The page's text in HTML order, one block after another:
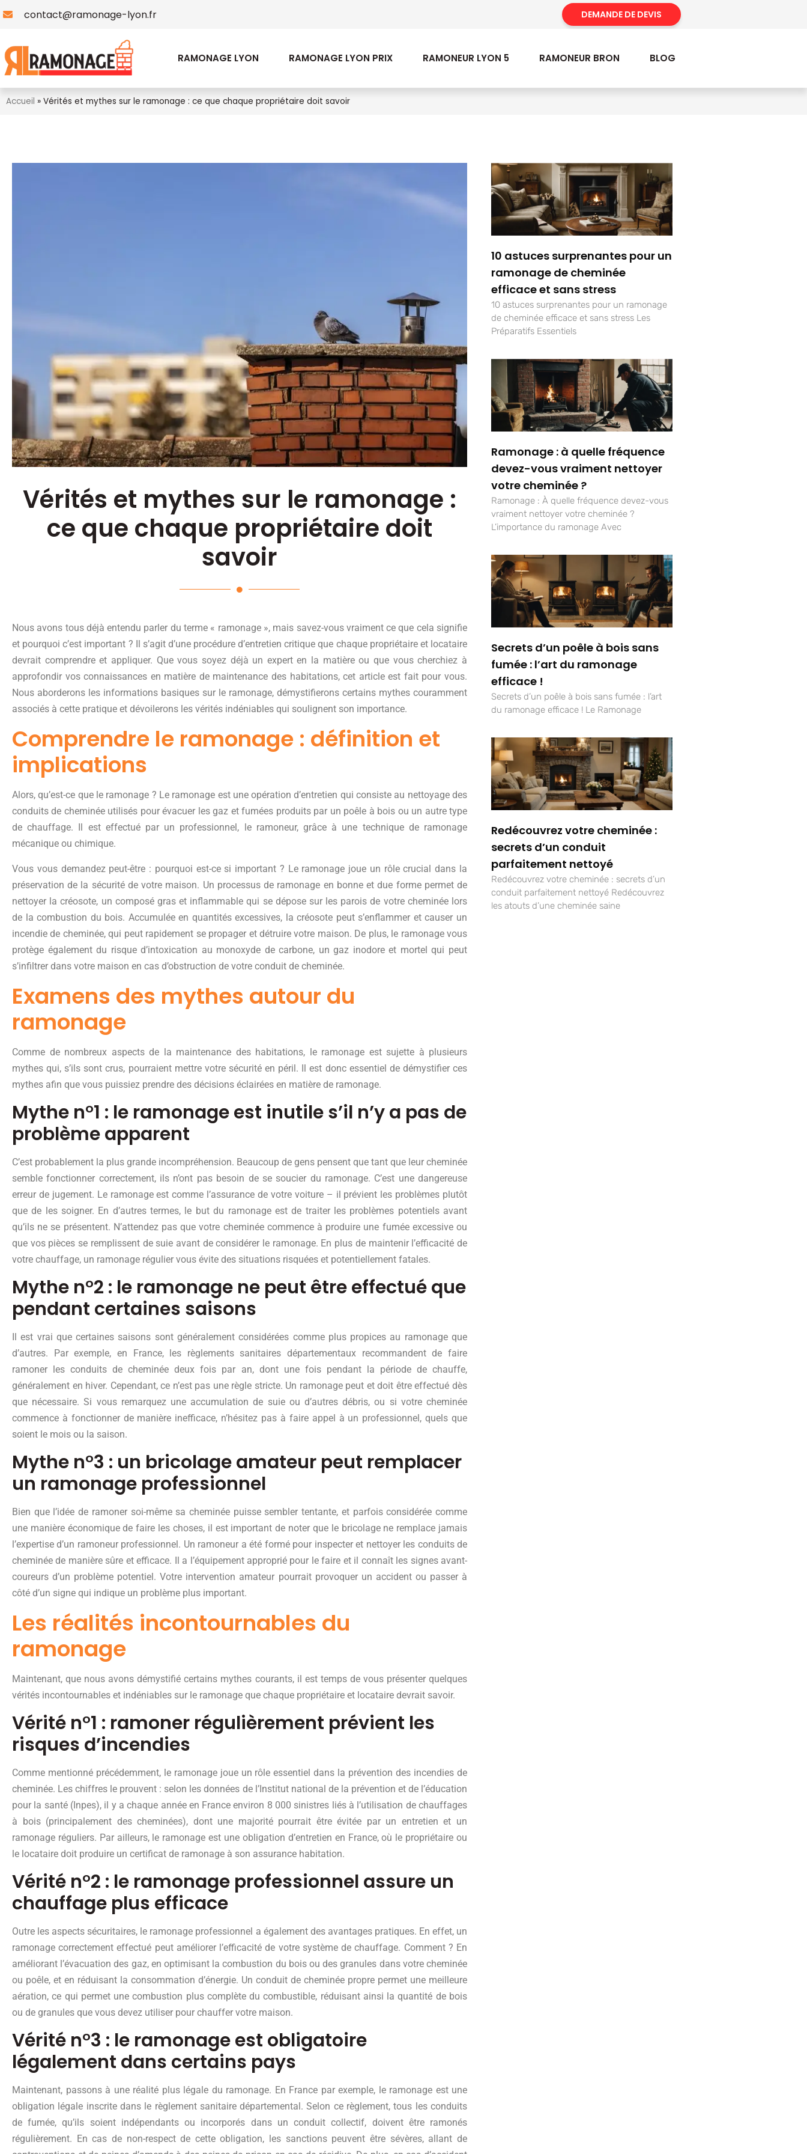
contact@ramonage-lyon.fr DEMANDE DE DEVIS
RAMONAGE LYON RAMONAGE LYON PRIX RAMONEUR LYON 5 RAMONEUR BRON BLOG
Accueil » Vérités et mythes sur le ramonage : ce que chaque propriétaire doit savoir
Vérités et mythes sur le ramonage :
ce que chaque propriétaire doit
savoir
Nous avons tous déjà entendu parler du terme « ramonage », mais savez-vous vraiment ce que cela signifie
et pourquoi c’est important ? Il s’agit d’une procédure d’entretien critique que chaque propriétaire et locataire
devrait comprendre et appliquer. Que vous soyez déjà un expert en la matière ou que vous cherchiez à
approfondir vos connaissances en matière de maintenance des habitations, cet article est fait pour vous.
Nous aborderons les informations basiques sur le ramonage, démystifierons certains mythes couramment
associés à cette pratique et dévoilerons les vérités indéniables qui soulignent son importance.
Comprendre le ramonage : définition et
implications
Alors, qu’est-ce que le ramonage ? Le ramonage est une opération d’entretien qui consiste au nettoyage des
conduits de cheminée utilisés pour évacuer les gaz et fumées produits par un poêle à bois ou un autre type
de chauffage. Il est effectué par un professionnel, le ramoneur, grâce à une technique de ramonage
mécanique ou chimique.
Vous vous demandez peut-être : pourquoi est-ce si important ? Le ramonage joue un rôle crucial dans la
préservation de la sécurité de votre maison. Un processus de ramonage en bonne et due forme permet de
nettoyer la créosote, un composé gras et inflammable qui se dépose sur les parois de votre cheminée lors
de la combustion du bois. Accumulée en quantités excessives, la créosote peut s’enflammer et causer un
incendie de cheminée, qui peut rapidement se propager et détruire votre maison. De plus, le ramonage vous
protège également du risque d’intoxication au monoxyde de carbone, un gaz inodore et mortel qui peut
s’infiltrer dans votre maison en cas d’obstruction de votre conduit de cheminée.
Examens des mythes autour du
ramonage
Comme de nombreux aspects de la maintenance des habitations, le ramonage est sujette à plusieurs
mythes qui, s’ils sont crus, pourraient mettre votre sécurité en péril. Il est donc essentiel de démystifier ces
mythes afin que vous puissiez prendre des décisions éclairées en matière de ramonage.
Mythe n°1 : le ramonage est inutile s’il n’y a pas de
problème apparent
C’est probablement la plus grande incompréhension. Beaucoup de gens pensent que tant que leur cheminée
semble fonctionner correctement, ils n’ont pas besoin de se soucier du ramonage. C’est une dangereuse
erreur de jugement. Le ramonage est comme l’assurance de votre voiture – il prévient les problèmes plutôt
que de les soigner. En d’autres termes, le but du ramonage est de traiter les problèmes potentiels avant
qu’ils ne se présentent. N’attendez pas que votre cheminée commence à produire une fumée excessive ou
que vos pièces se remplissent de suie avant de considérer le ramonage. En plus de maintenir l’efficacité de
votre chauffage, un ramonage régulier vous évite des situations risquées et potentiellement fatales.
Mythe n°2 : le ramonage ne peut être effectué que
pendant certaines saisons
Il est vrai que certaines saisons sont généralement considérées comme plus propices au ramonage que
d’autres. Par exemple, en France, les règlements sanitaires départementaux recommandent de faire
ramoner les conduits de cheminée deux fois par an, dont une fois pendant la période de chauffe,
généralement en hiver. Cependant, ce n’est pas une règle stricte. Un ramonage peut et doit être effectué dès
que nécessaire. Si vous remarquez une accumulation de suie ou d’autres débris, ou si votre cheminée
commence à fonctionner de manière inefficace, n’hésitez pas à faire appel à un professionnel, quels que
soient le mois ou la saison.
Mythe n°3 : un bricolage amateur peut remplacer
un ramonage professionnel
Bien que l’idée de ramoner soi-même sa cheminée puisse sembler tentante, et parfois considérée comme
une manière économique de faire les choses, il est important de noter que le bricolage ne remplace jamais
l’expertise d’un ramoneur professionnel. Un ramoneur a été formé pour inspecter et nettoyer les conduits de
cheminée de manière sûre et efficace. Il a l’équipement approprié pour le faire et il connaît les signes avant-
coureurs d’un problème potentiel. Votre intervention amateur pourrait provoquer un accident ou passer à
côté d’un signe qui indique un problème plus important.
Les réalités incontournables du
ramonage
Maintenant, que nous avons démystifié certains mythes courants, il est temps de vous présenter quelques
vérités incontournables et indéniables sur le ramonage que chaque propriétaire et locataire devrait savoir.
Vérité n°1 : ramoner régulièrement prévient les
risques d’incendies
Comme mentionné précédemment, le ramonage joue un rôle essentiel dans la prévention des incendies de
cheminée. Les chiffres le prouvent : selon les données de l’Institut national de la prévention et de l’éducation
pour la santé (Inpes), il y a chaque année en France environ 8 000 sinistres liés à l’utilisation de chauffages
à bois (principalement des cheminées), dont une majorité pourrait être évitée par un entretien et un
ramonage réguliers. Par ailleurs, le ramonage est une obligation d’entretien en France, où le propriétaire ou
le locataire doit produire un certificat de ramonage à son assurance habitation.
Vérité n°2 : le ramonage professionnel assure un
chauffage plus efficace
Outre les aspects sécuritaires, le ramonage professionnel a également des avantages pratiques. En effet, un
ramonage correctement effectué peut améliorer l’efficacité de votre système de chauffage. Comment ? En
améliorant l’évacuation des gaz, en optimisant la combustion du bois ou des granules dans votre cheminée
ou poêle, et en réduisant la consommation d’énergie. Un conduit de cheminée propre permet une meilleure
aération, ce qui permet une combustion plus complète du combustible, réduisant ainsi la quantité de bois
ou de granules que vous devez utiliser pour chauffer votre maison.
Vérité n°3 : le ramonage est obligatoire
légalement dans certains pays
Maintenant, passons à une réalité plus légale du ramonage. En France par exemple, le ramonage est une
obligation légale inscrite dans le règlement sanitaire départemental. Selon ce règlement, tous les conduits
de fumée, qu’ils soient indépendants ou incorporés dans un conduit collectif, doivent être ramonés
régulièrement. En cas de non-respect de cette obligation, les sanctions peuvent être sévères, allant de
10 astuces surprenantes pour un
ramonage de cheminée
efficace et sans stress
10 astuces surprenantes pour un ramonage
de cheminée efficace et sans stress Les
Préparatifs Essentiels
Ramonage : à quelle fréquence
devez-vous vraiment nettoyer
votre cheminée ?
Ramonage : À quelle fréquence devez-vous
vraiment nettoyer votre cheminée ?
L’importance du ramonage Avec
Secrets d’un poêle à bois sans
fumée : l’art du ramonage
efficace !
Secrets d’un poêle à bois sans fumée : l’art
du ramonage efficace ! Le Ramonage
Redécouvrez votre cheminée :
secrets d’un conduit
parfaitement nettoyé
Redécouvrez votre cheminée : secrets d’un
conduit parfaitement nettoyé Redécouvrez
les atouts d’une cheminée saine